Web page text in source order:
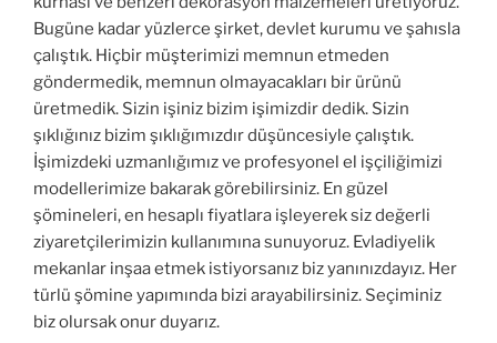
Bugüne kadar yüzlerce şirket, devlet kurumu ve şahısla
çalıştık. Hiçbir müşterimizi memnun etmeden
göndermedik, memnun olmayacakları bir ürünü
üretmedik. Sizin işiniz bizim işimizdir dedik. Sizin
şıklığınız bizim şıklığımızdır düşüncesiyle çalıştık.
İşimizdeki uzmanlığımız ve profesyonel el işçiliğimizi
modellerimize bakarak görebilirsiniz. En güzel
şömineleri, en hesaplı fiyatlara işleyerek siz değerli
ziyaretçilerimizin kullanımına sunuyoruz. Evladiyelik
mekanlar inşaa etmek istiyorsanız biz yanınızdayız. Her
türlü şömine yapımında bizi arayabilirsiniz. Seçiminiz
biz olursak onur duyarız.